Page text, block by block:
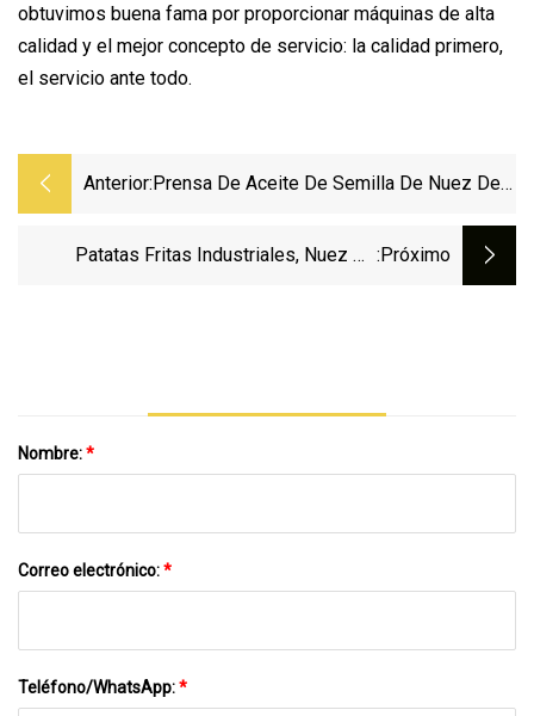
obtuvimos buena fama por proporcionar máquinas de alta
calidad y el mejor concepto de servicio: la calidad primero,
el servicio ante todo.
Anterior: Prensa De Aceite De Semilla De Nuez De
Automática Equipo De Expulsor De Aceite
Planta De Procesamiento De Aceite Frío
Patatas Fritas Industriales, Nuez De :próximo
Nombre:*
Correo electrónico:*
Teléfono/WhatsApp:*